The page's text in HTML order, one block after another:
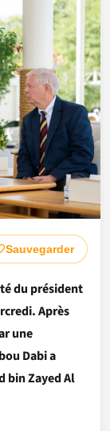
Sauvegarder
du président
Après
une
Dabi a
bin Zayed Al